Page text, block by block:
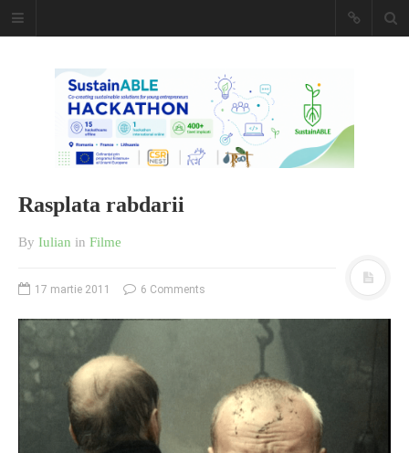
Caiet de
insemnari
DESCARCĂ!
Rasplata rabdarii
By Iulian in Filme
17 martie 2011 6 Comments